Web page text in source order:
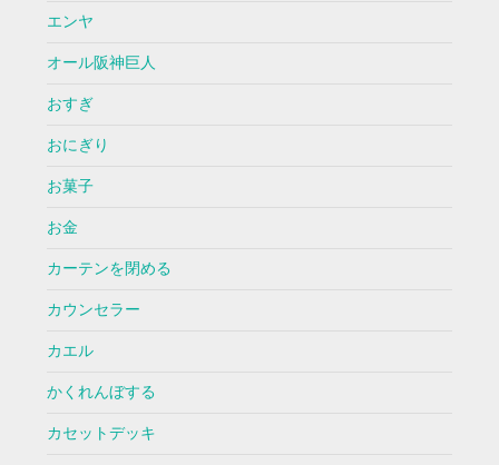
エンヤ
オール阪神巨人
おすぎ
おにぎり
お菓子
お金
カーテンを閉める
カウンセラー
カエル
かくれんぼする
カセットデッキ